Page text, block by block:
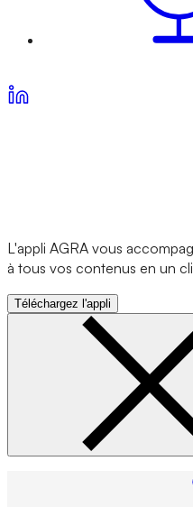
L'appli AGRA vous
à tous vos contenus en un
Téléchargez l'appli